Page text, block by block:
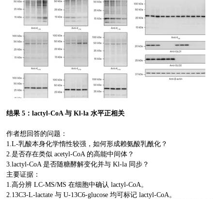
结果 5：lactyl-CoA 与 Kl-la 水平正相关
作者想回答的问题：
1.L-乳酸本身化学惰性较强，如何形成赖氨酸乳酰化？
2.是否存在类似 acetyl-CoA 的高能中间体？
3.lactyl-CoA 是否随糖酵解变化并与 Kl-la 同步？
主要证据：
1.高分辨 LC-MS/MS 在细胞中确认 lactyl-CoA。
2.13C3-L-lactate 与 U-13C6-glucose 均可标记 lactyl-CoA。